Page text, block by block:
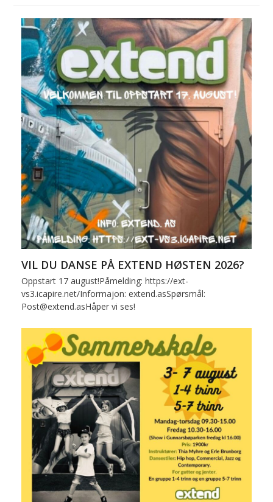
VIL DU DANSE PÅ EXTEND HØSTEN 2026?
Oppstart 17 august!Påmelding: https://ext-
vs3.icapire.net/Informajon: extend.asSpørsmål:
Post@extend.asHåper vi ses!